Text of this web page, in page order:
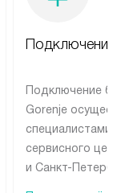
Подключение
Подключение
Gorenje
специалистами
сервисного
и Санкт-